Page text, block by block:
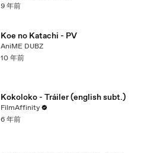
9 年前
Koe no Katachi - PV
AniME DUBZ
10 年前
Kokoloko - Tráiler (english subt.)
FilmAffinity
6 年前